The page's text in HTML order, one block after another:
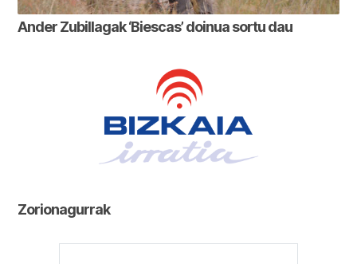
Ander Zubillagak ‘Biescas’ doinua sortu dau
Zorionagurrak